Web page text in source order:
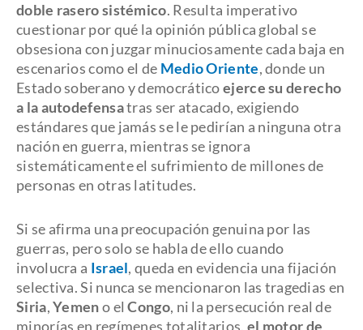
doble rasero sistémico. Resulta imperativo
cuestionar por qué la opinión pública global se
obsesiona con juzgar minuciosamente cada baja en
escenarios como el de Medio Oriente, donde un
Estado soberano y democráticoejerce su derecho
a la autodefensatras ser atacado, exigiendo
estándares que jamás se le pedirían a ninguna otra
nación en guerra, mientras se ignora
sistemáticamente el sufrimiento de millones de
personas en otras latitudes.
Si se afirma una preocupación genuina por las
guerras, pero solo se habla de ello cuando
involucra a Israel, queda en evidencia una fijación
selectiva. Si nunca se mencionaron las tragedias en
Siria,Yemeno elCongo, ni la persecución real de
minorías en regímenes totalitarios, el motor de